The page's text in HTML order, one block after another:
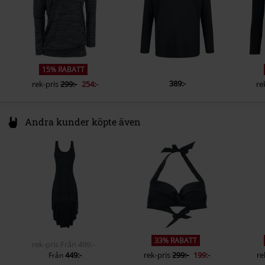
15% RABATT
rek-pris299:- 254:- 389:-
Andra kunder köpte även
rek-pris Från 499:-
Från449:-
33% RABATT
rek-pris299:- 199:-